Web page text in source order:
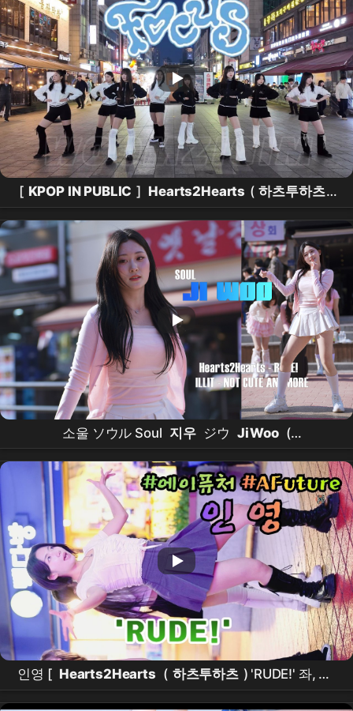
[ KPOP IN PUBLIC ] Hearts2Hearts ( 하츠투하츠 )
- FOCUS(포커스) I 원테이크 I 수원 버스킹 ONE-
TAKE BUSKING [움테이크]
소울 ソウル Soul 지우 ジウ JiWoo (
Hearts2Hearts - RUDE!, ILLIT - NOT CUTE
ANYMORE ) fancam 4K 20260328
인영 [ Hearts2Hearts ( 하츠투하츠 ) 'RUDE!' 좌, 우,
리허설 ] (20260407) 4x4crew 포바포크루 KPOP